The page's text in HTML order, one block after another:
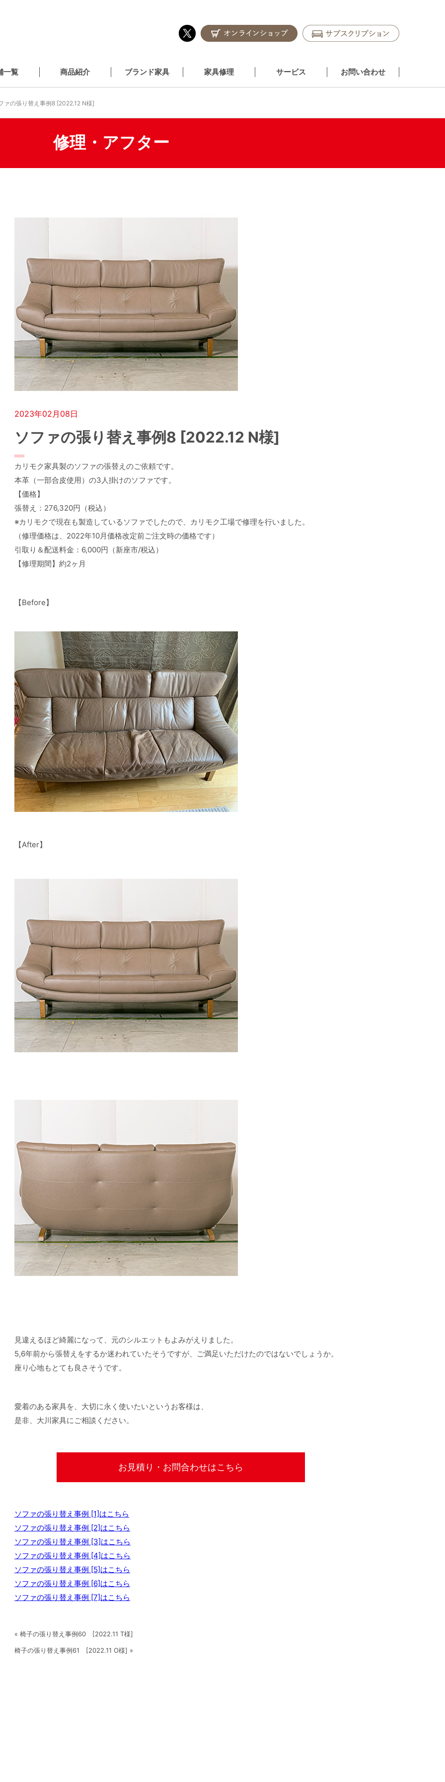
一覧 商品紹介 ブランド家具 家具修理 サービス お問い合わせ
ァの張り替え事例8 [2022.12 N様]
修理・アフター
2023年02月08日
ソファの張り替え事例8 [2022.12 N様]
カリモク家具製のソファの張替えのご依頼です。
本革（一部合皮使用）の3人掛けのソファです。
【価格】
張替え：276,320円（税込）
※カリモクで現在も製造しているソファでしたので、カリモク工場で修理を行いました。
（修理価格は、2022年10月価格改定前ご注文時の価格です）
引取り＆配送料金：6,000円（新座市/税込）
【修理期間】約2ヶ月
【Before】
【After】
見違えるほど綺麗になって、元のシルエットもよみがえりました。
5,6年前から張替えをするか迷われていたそうですが、ご満足いただけたのではないでしょうか。
座り心地もとても良さそうです。
愛着のある家具を、大切に永く使いたいというお客様は、
是非、大川家具にご相談ください。
お見積り・お問合わせはこちら
ソファの張り替え事例 [1]はこちら
ソファの張り替え事例 [2]はこちら
ソファの張り替え事例 [3]はこちら
ソファの張り替え事例 [4]はこちら
ソファの張り替え事例 [5]はこちら
ソファの張り替え事例 [6]はこちら
ソファの張り替え事例 [7]はこちら
« 椅子の張り替え事例60 [2022.11 T様]
椅子の張り替え事例61 [2022.11 O様] »